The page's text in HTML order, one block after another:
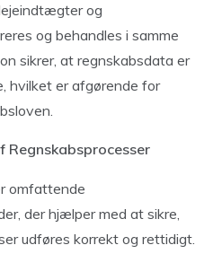
og
og behandles i samme
sikrer, at regnskabsdata er
hvilket er afgørende for
Regnskabsprocesser
omfattende
der hjælper med at sikre,
udføres korrekt og rettidigt.